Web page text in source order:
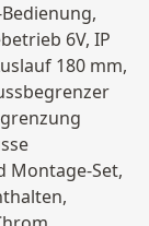
6V, IP
180 mm,
Montage-Set,